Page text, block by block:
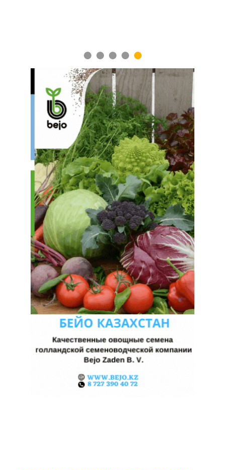
1 2 3 4 5